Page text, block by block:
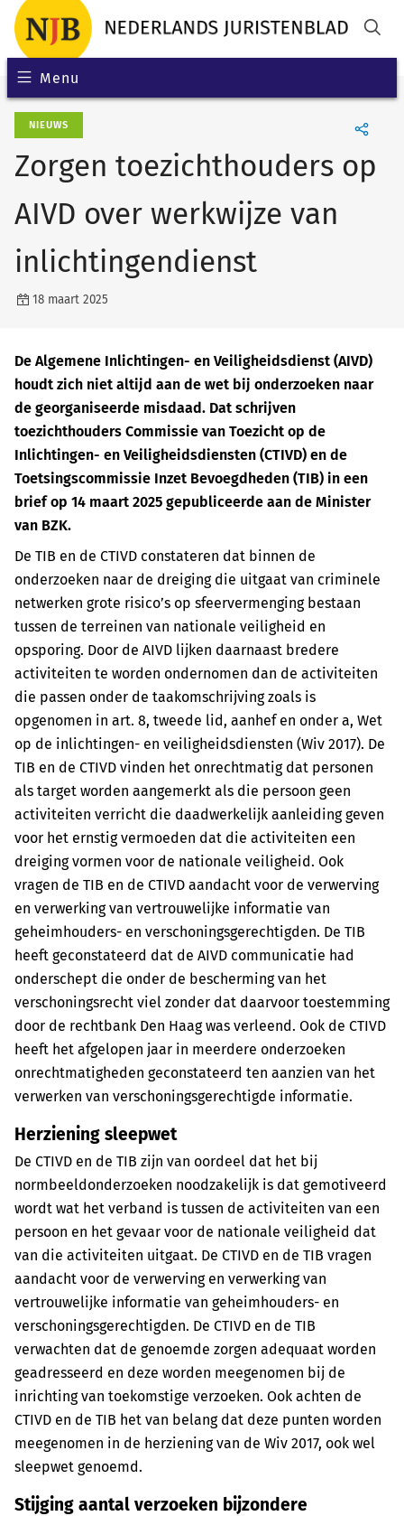
Menu
NIEUWS
Zorgen toezichthouders op
AIVD over werkwijze van
inlichtingendienst
18 maart 2025
De Algemene Inlichtingen- en Veiligheidsdienst (AIVD)
houdt zich niet altijd aan de wet bij onderzoeken naar
de georganiseerde misdaad. Dat schrijven
toezichthouders Commissie van Toezicht op de
Inlichtingen- en Veiligheidsdiensten (CTIVD) en de
Toetsingscommissie Inzet Bevoegdheden (TIB) in een
brief op 14 maart 2025 gepubliceerde aan de Minister
van BZK.
De TIB en de CTIVD constateren dat binnen de
onderzoeken naar de dreiging die uitgaat van criminele
netwerken grote risico’s op sfeervermenging bestaan
tussen de terreinen van nationale veiligheid en
opsporing. Door de AIVD lijken daarnaast bredere
activiteiten te worden ondernomen dan de activiteiten
die passen onder de taakomschrijving zoals is
opgenomen in art. 8, tweede lid, aanhef en onder a, Wet
op de inlichtingen- en veiligheidsdiensten (Wiv 2017). De
TIB en de CTIVD vinden het onrechtmatig dat personen
als target worden aangemerkt als die persoon geen
activiteiten verricht die daadwerkelijk aanleiding geven
voor het ernstig vermoeden dat die activiteiten een
dreiging vormen voor de nationale veiligheid. Ook
vragen de TIB en de CTIVD aandacht voor de verwerving
en verwerking van vertrouwelijke informatie van
geheimhouders- en verschoningsgerechtigden. De TIB
heeft geconstateerd dat de AIVD communicatie had
onderschept die onder de bescherming van het
verschoningsrecht viel zonder dat daarvoor toestemming
door de rechtbank Den Haag was verleend. Ook de CTIVD
heeft het afgelopen jaar in meerdere onderzoeken
onrechtmatigheden geconstateerd ten aanzien van het
verwerken van verschoningsgerechtigde informatie.
Herziening sleepwet
De CTIVD en de TIB zijn van oordeel dat het bij
normbeeldonderzoeken noodzakelijk is dat gemotiveerd
wordt wat het verband is tussen de activiteiten van een
persoon en het gevaar voor de nationale veiligheid dat
van die activiteiten uitgaat. De CTIVD en de TIB vragen
aandacht voor de verwerving en verwerking van
vertrouwelijke informatie van geheimhouders- en
verschoningsgerechtigden. De CTIVD en de TIB
verwachten dat de genoemde zorgen adequaat worden
geadresseerd en deze worden meegenomen bij de
inrichting van toekomstige verzoeken. Ook achten de
CTIVD en de TIB het van belang dat deze punten worden
meegenomen in de herziening van de Wiv 2017, ook wel
sleepwet genoemd.
Stijging aantal verzoeken bijzondere